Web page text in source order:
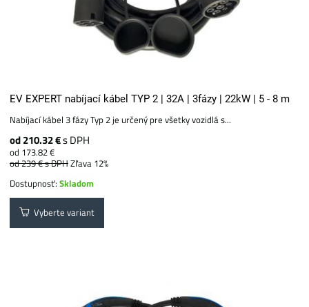
EV EXPERT nabíjací kábel TYP 2 | 32A | 3fázy | 22kW | 5 - 8 m
Nabíjací kábel 3 fázy Typ 2 je určený pre všetky vozidlá s...
od 210.32 €s DPH
od 173.82 €
od 239 €s DPHZľava 12%
Dostupnosť:Skladom
Vyberte variant